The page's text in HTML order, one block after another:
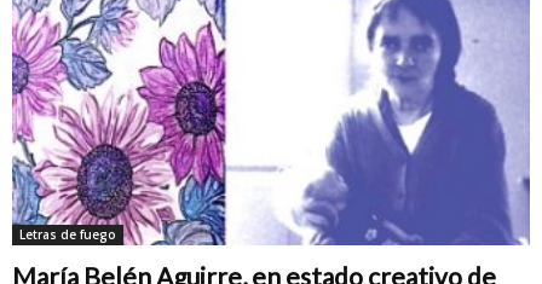
Letras de fuego
María Belén Aguirre, en estado creativo de